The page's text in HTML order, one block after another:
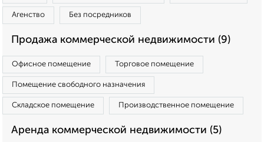
Агенство Без посредников
Продажа коммерческой недвижимости (9)
Офисное помещение Торговое помещение
Помещение свободного назначения
Складское помещение Производственное помещение
Аренда коммерческой недвижимости (5)